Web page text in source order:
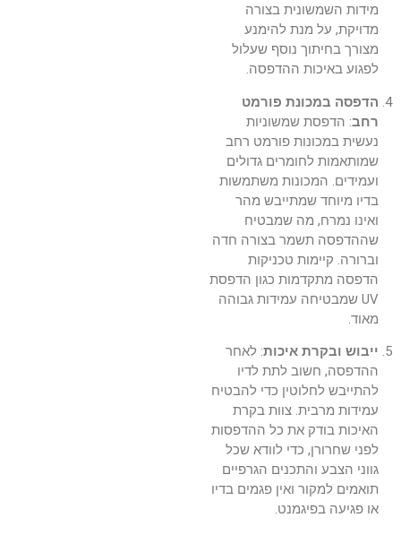
מידות השמשונית בצורה
מדויקת, על מנת להימנע
מצורך בחיתוך נוסף שעלול
לפגוע באיכות ההדפסה.
הדפסה במכונת פורמט
רחב: הדפסת שמשוניות
נעשית במכונות פורמט רחב
שמותאמות לחומרים גדולים
ועמידים. המכונות משתמשות
בדיו מיוחד שמתייבש מהר
ואינו נמרח, מה שמבטיח
שההדפסה תשמר בצורה חדה
וברורה. קיימות טכניקות
הדפסה מתקדמות כגון הדפסת
UV שמבטיחה עמידות גבוהה
מאוד.
ייבוש ובקרת איכות: לאחר
ההדפסה, חשוב לתת לדיו
להתייבש לחלוטין כדי להבטיח
עמידות מרבית. צוות בקרת
האיכות בודק את כל ההדפסות
לפני שחרורן, כדי לוודא שכל
גווני הצבע והתכנים הגרפיים
תואמים למקור ואין פגמים בדיו
או פגיעה בפיגמנט.